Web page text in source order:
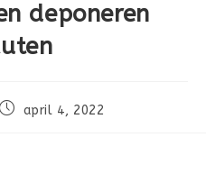
deponeren
april 4, 2022